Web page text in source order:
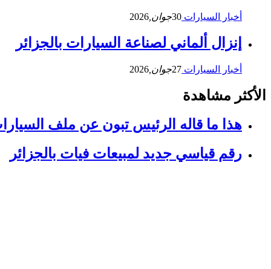
أخبار السيارات 30جوان, 2026
إنزال ألماني لصناعة السيارات بالجزائر
أخبار السيارات 27جوان, 2026
الأكثر مشاهدة
هذا ما قاله الرئيس تبون عن ملف
رقم قياسي جديد لمبيعات فيات بالجزائر